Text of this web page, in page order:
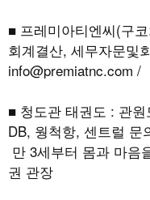
■ 프레미아티엔씨(구
회계결산, 세무자문및
info@premiatnc.com /
■ 청도관 태권도 : 관
DB, 웡척항, 센트럴 문
만 3세부터 몸과 마음
권 관장